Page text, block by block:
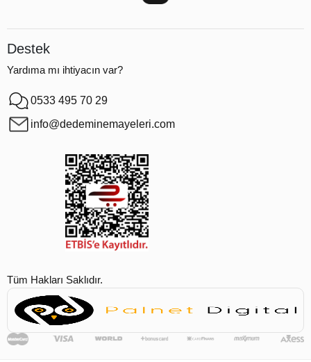
Destek
Yardıma mı ihtiyacın var?
0533 495 70 29
info@dedeminemayeleri.com
Tüm Hakları Saklıdır.